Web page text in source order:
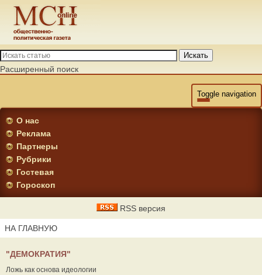
Искать
Расширенный поиск
Toggle navigation
О нас
Реклама
Партнеры
Рубрики
Гостевая
Гороскоп
RSS версия
НА ГЛАВНУЮ
"ДЕМОКРАТИЯ"
Ложь как основа идеологии